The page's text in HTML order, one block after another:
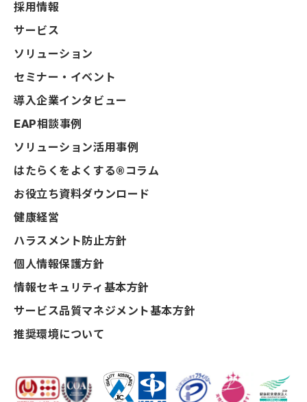
採用情報
サービス
ソリューション
セミナー・イベント
導入企業インタビュー
EAP相談事例
ソリューション活用事例
はたらくをよくする®コラム
お役立ち資料ダウンロード
健康経営
ハラスメント防止方針
個人情報保護方針
情報セキュリティ基本方針
サービス品質マネジメント基本方針
推奨環境について